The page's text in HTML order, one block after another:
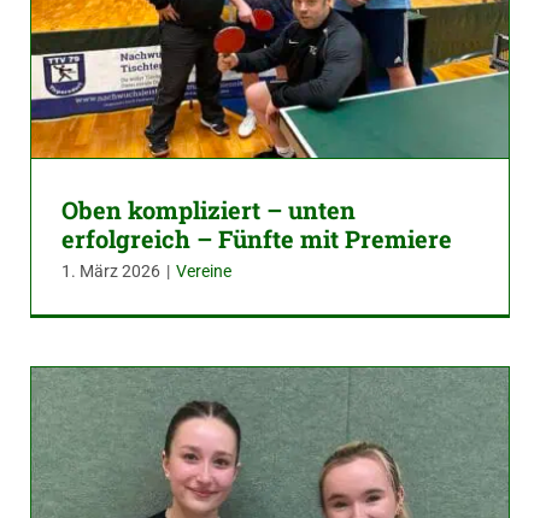
Oben kompliziert – unten
erfolgreich – Fünfte mit Premiere
1. März 2026 | Vereine